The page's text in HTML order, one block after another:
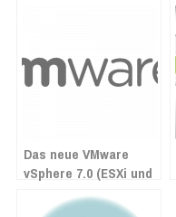
Das neue VMware
vSphere 7.0 (ESXi und